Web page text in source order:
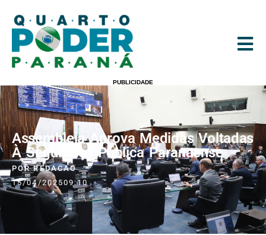
PUBLICIDADE
Assembleia Aprova Medidas Voltadas
À Segurança Pública Paranaense
PORREDACAO
15/04/202509:10